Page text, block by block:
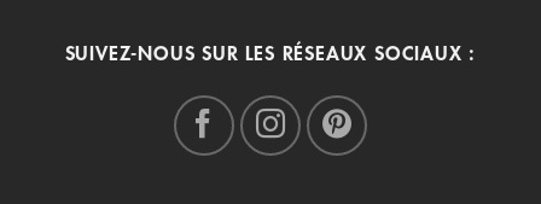
SUIVEZ-NOUS SUR LES RÉSEAUX SOCIAUX :